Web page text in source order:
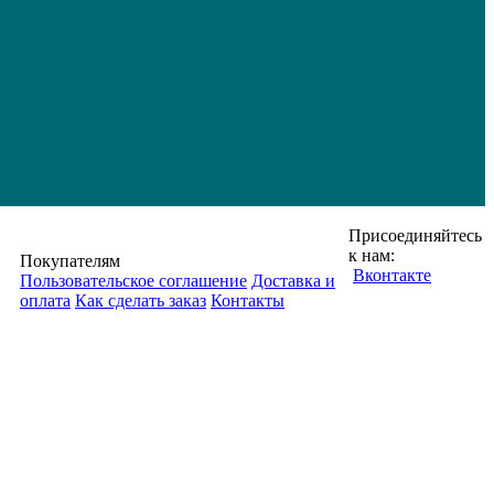
Покупателям
Пользовательское соглашение Доставка и
оплата Как сделать заказ Контакты
Присоединяйтесь
к нам:
Вконтакте